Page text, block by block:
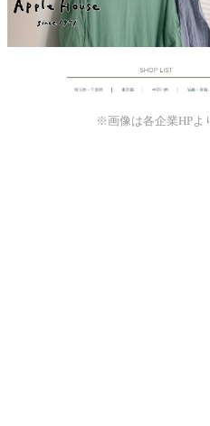
※画像は各企業HPよ